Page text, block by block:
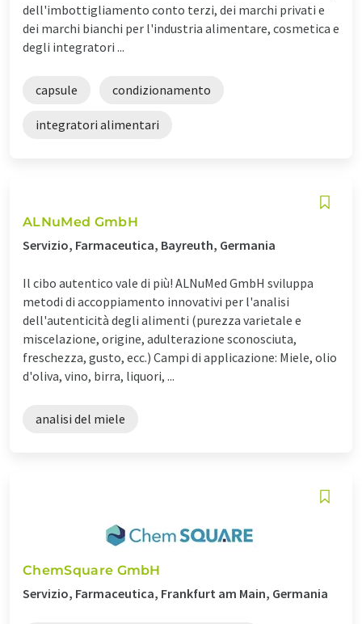
dell'imbottigliamento conto terzi, dei marchi privati e
dei marchi bianchi per l'industria alimentare, cosmetica e
degli integratori ...
capsule condizionamento
integratori alimentari
ALNuMed GmbH
Servizio, Farmaceutica, Bayreuth, Germania
Il cibo autentico vale di più! ALNuMed GmbH sviluppa
metodi di accoppiamento innovativi per l'analisi
dell'autenticità degli alimenti (purezza varietale e
miscelazione, origine, adulterazione sconosciuta,
freschezza, gusto, ecc.) Campi di applicazione: Miele, olio
d'oliva, vino, birra, liquori, ...
analisi del miele
ChemSquare GmbH
Servizio, Farmaceutica, Frankfurt am Main, Germania